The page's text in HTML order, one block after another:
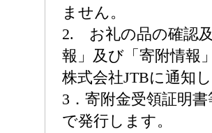
ません。
2. お礼の品の確認
報」及び「寄附情報
株式会社JTBに通知し
3．寄附金受領証明
で発行します。